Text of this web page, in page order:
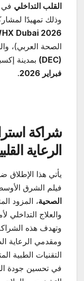
القلب التداخلي في
وذلك تمهيدًا
2026
الصحة العربي)،
(DEC)
بمدينة
فبراير 2026
.
شراكة
الرعاية
يأتي هذا
فيلم الشرق
الصحية، المزود
والعلاج التداخلي
وتهدف هذه
ومقدمي الرعاية
التقنيات الطبية
في تحسين جودة